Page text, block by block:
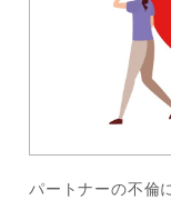
パートナーの不倫